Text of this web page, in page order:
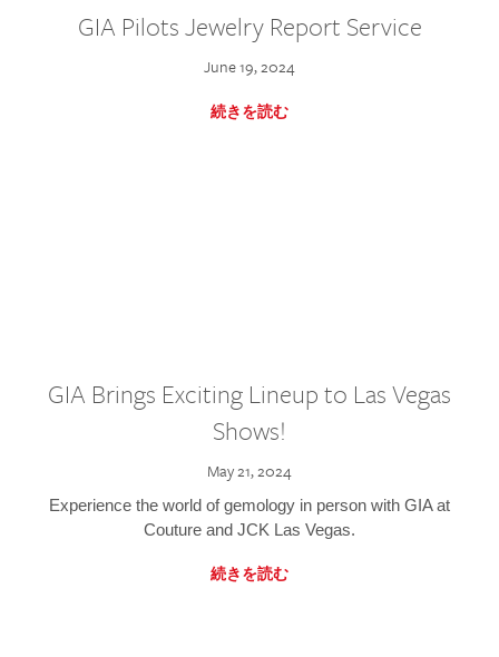
GIA Pilots Jewelry Report Service
June 19, 2024
続きを読む
GIA Brings Exciting Lineup to Las Vegas
Shows!
May 21, 2024
Experience the world of gemology in person with GIA at
Couture and JCK Las Vegas.
続きを読む